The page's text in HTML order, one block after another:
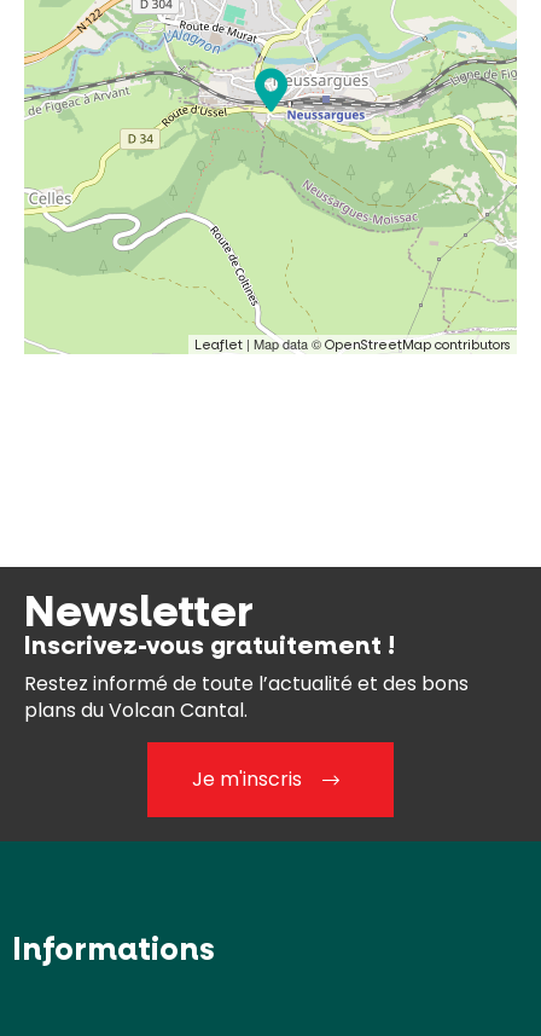
Leaflet | Map data © OpenStreetMap contributors
Newsletter
Inscrivez-vous gratuitement !
Restez informé de toute l’actualité et des bons
plans du Volcan Cantal.
Je m'inscris
Informations